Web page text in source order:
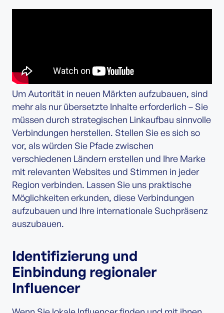
Um Autorität in neuen Märkten aufzubauen, sind
mehr als nur übersetzte Inhalte erforderlich – Sie
müssen durch strategischen Linkaufbau sinnvolle
Verbindungen herstellen. Stellen Sie es sich so
vor, als würden Sie Pfade zwischen
verschiedenen Ländern erstellen und Ihre Marke
mit relevanten Websites und Stimmen in jeder
Region verbinden. Lassen Sie uns praktische
Möglichkeiten erkunden, diese Verbindungen
aufzubauen und Ihre internationale Suchpräsenz
auszubauen.
Identifizierung und
Einbindung regionaler
Influencer